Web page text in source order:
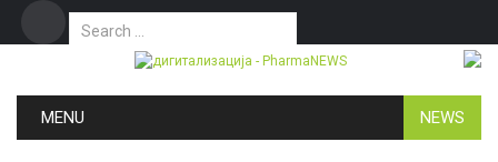
Search for:
MENU NEWS